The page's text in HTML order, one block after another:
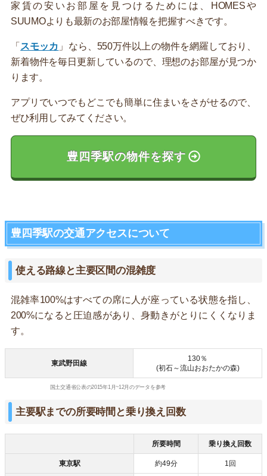
家賃の安いお部屋を見つけるためには、HOMESや
SUUMOよりも最新のお部屋情報を把握すべきです。
「 スモッカ 」なら、550万件以上の物件を網羅しており、
新着物件を毎日更新しているので、理想のお部屋が見つか
ります。
アプリでいつでもどこでも簡単に住まいをさがせるので、
ぜひ利用してみてください。
豊四季駅の物件を探す
豊四季駅の交通アクセスについて
使える路線と主要区間の混雑度
混雑率100%はすべての席に人が座っている状態を指し、
200%になると圧迫感があり、身動きがとりにくくなりま
す。
東武野田線
130％
(初石～流山おおたかの森)
国土交通省公表の2015年1月~12月のデータを参考
主要駅までの所要時間と乗り換え回数
所要時間 乗り換え回数
東京駅 約49分 1回